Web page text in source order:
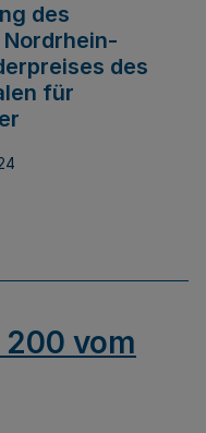
des
des
für
200 vom